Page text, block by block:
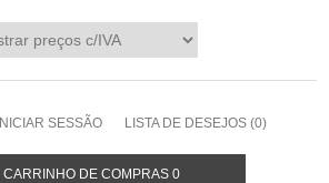
INICIAR SESSÃO LISTA DE DESEJOS (0)
CARRINHO DE COMPRAS 0